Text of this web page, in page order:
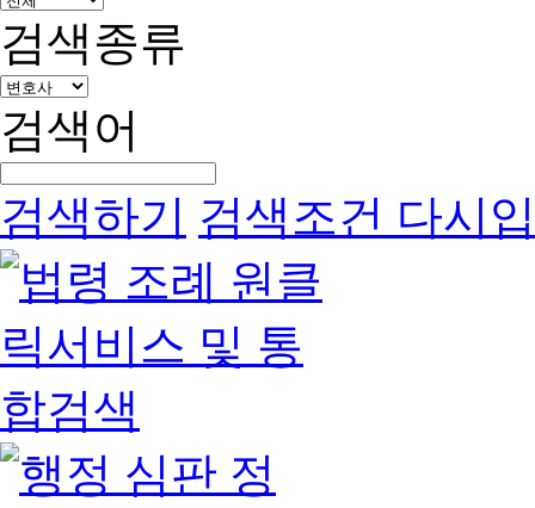
검색종류
검색어
검색하기 검색조건 다시